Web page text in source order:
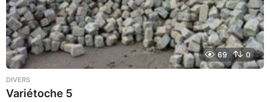
69 0
DIVERS
Variétoche 5